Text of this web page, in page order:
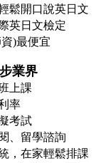
鬆開口說英日文
英日文檢定
)最便宜
業界
上課
率
考試
、留學諮詢
，在家輕鬆排課